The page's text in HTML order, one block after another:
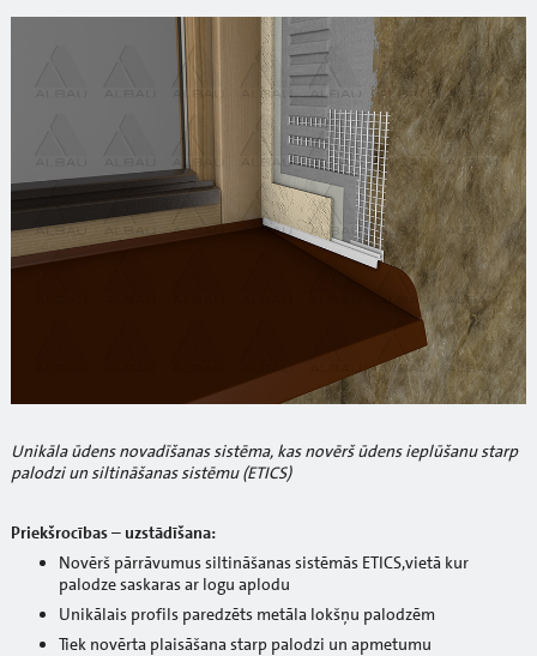
Unikāla ūdens novadīšanas sistēma, kas novērš ūdens ieplūšanu starp
palodzi un siltināšanas sistēmu (ETICS)
Priekšrocības – uzstādīšana:
Novērš pārrāvumus siltināšanas sistēmās ETICS,vietā kur
palodze saskaras ar logu aplodu
Unikālais profils paredzēts metāla lokšņu palodzēm
Tiek novērta plaisāšana starp palodzi un apmetumu